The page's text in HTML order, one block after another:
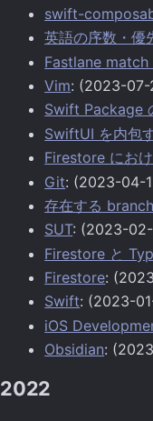
swift-
英語の序数・優
Fastlane
Vim: (2023-07-
Swift Package
SwiftUI を内包
Firestore にお
Git: (2023-04-
存在する
SUT: (2023-
Firestore と
Firestore:
Swift: (2023-
iOS
Obsidian:
2022